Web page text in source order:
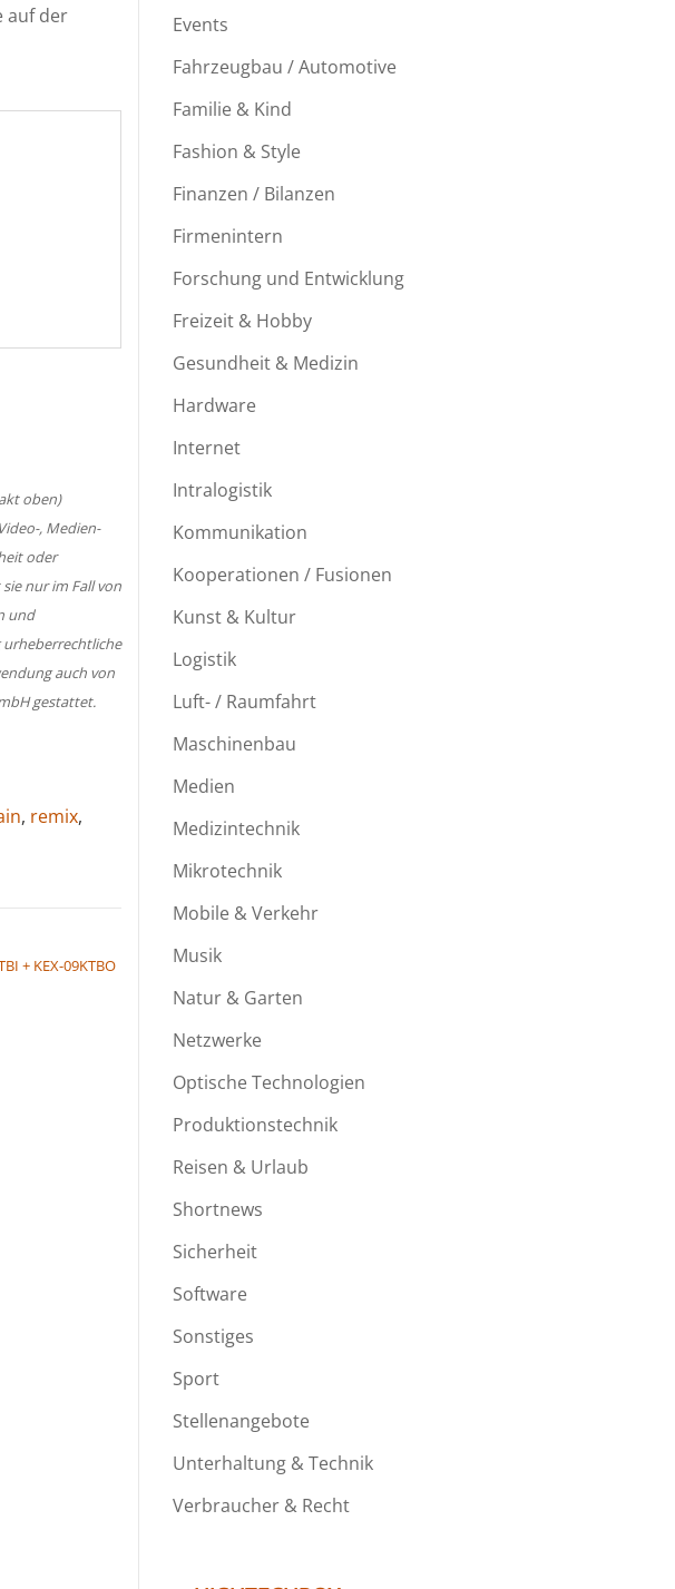
auf der
oben)
, Medien-
oder
nur im Fall von
und
urheberrechtliche
auch von
gestattet.
, remix,
+ KEX-09KTBO
Events
Fahrzeugbau / Automotive
Familie & Kind
Fashion & Style
Finanzen / Bilanzen
Firmenintern
Forschung und Entwicklung
Freizeit & Hobby
Gesundheit & Medizin
Hardware
Internet
Intralogistik
Kommunikation
Kooperationen / Fusionen
Kunst & Kultur
Logistik
Luft- / Raumfahrt
Maschinenbau
Medien
Medizintechnik
Mikrotechnik
Mobile & Verkehr
Musik
Natur & Garten
Netzwerke
Optische Technologien
Produktionstechnik
Reisen & Urlaub
Shortnews
Sicherheit
Software
Sonstiges
Sport
Stellenangebote
Unterhaltung & Technik
Verbraucher & Recht